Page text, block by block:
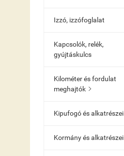
Izzó, izzófoglalat
Kapcsolók, relék,
gyújtáskulcs
Kilométer és fordulat
meghajtók 
Kipufogó és alkatrészei
Kormány és alkatrészei